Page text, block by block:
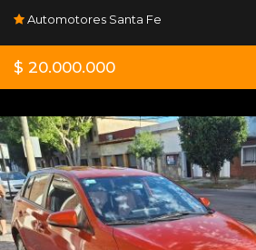
Automotores Santa Fe
$ 20.000.000